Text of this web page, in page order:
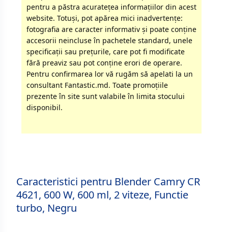
pentru a păstra acurateţea informaţiilor din acest
website. Totuși, pot apărea mici inadvertenţe:
fotografia are caracter informativ şi poate conţine
accesorii neincluse în pachetele standard, unele
specificaţii sau preţurile, care pot fi modificate
fără preaviz sau pot conţine erori de operare.
Pentru confirmarea lor vă rugăm să apelati la un
consultant Fantastic.md. Toate promoţiile
prezente în site sunt valabile în limita stocului
disponibil.
Caracteristici pentru Blender Camry CR
4621, 600 W, 600 ml, 2 viteze, Functie
turbo, Negru